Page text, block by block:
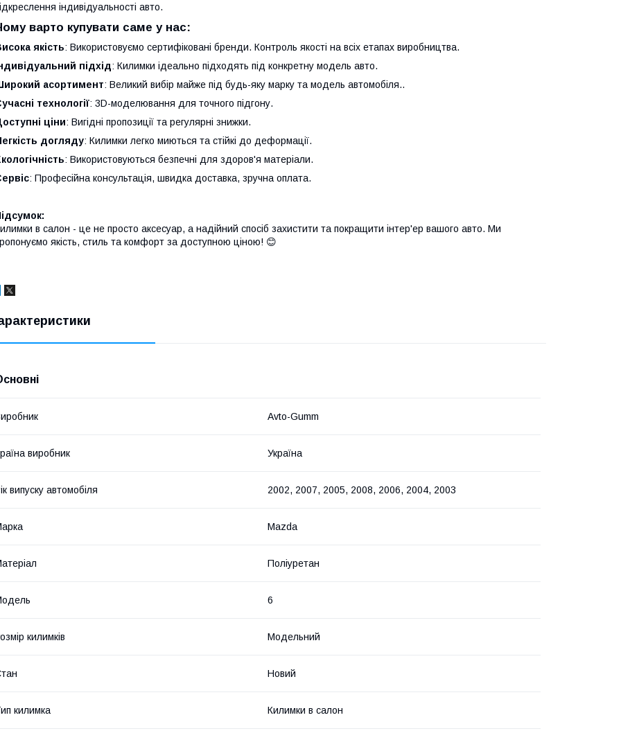
індивідуальності авто.
варто купувати саме у нас:
якість: Використовуємо сертифіковані бренди. Контроль якості на всіх етапах виробництва.
підхід: Килимки ідеально підходять під конкретну модель авто.
асортимент: Великий вибір майже під будь-яку марку та модель автомобіля..
технології: 3D-моделювання для точного підгону.
ціни: Вигідні пропозиції та регулярні знижки.
догляду: Килимки легко миються та стійкі до деформації.
: Використовуються безпечні для здоров'я матеріали.
: Професійна консультація, швидка доставка, зручна оплата.
в салон - це не просто аксесуар, а надійний спосіб захистити та покращити інтер'ер вашого авто. Ми
якість, стиль та комфорт за доступною ціною! 😊
Avto-Gumm
виробник Україна
випуску автомобіля 2002, 2007, 2005, 2008, 2006, 2004, 2003
Mazda
Поліуретан
6
килимків Модельний
Новий
килимка Килимки в салон